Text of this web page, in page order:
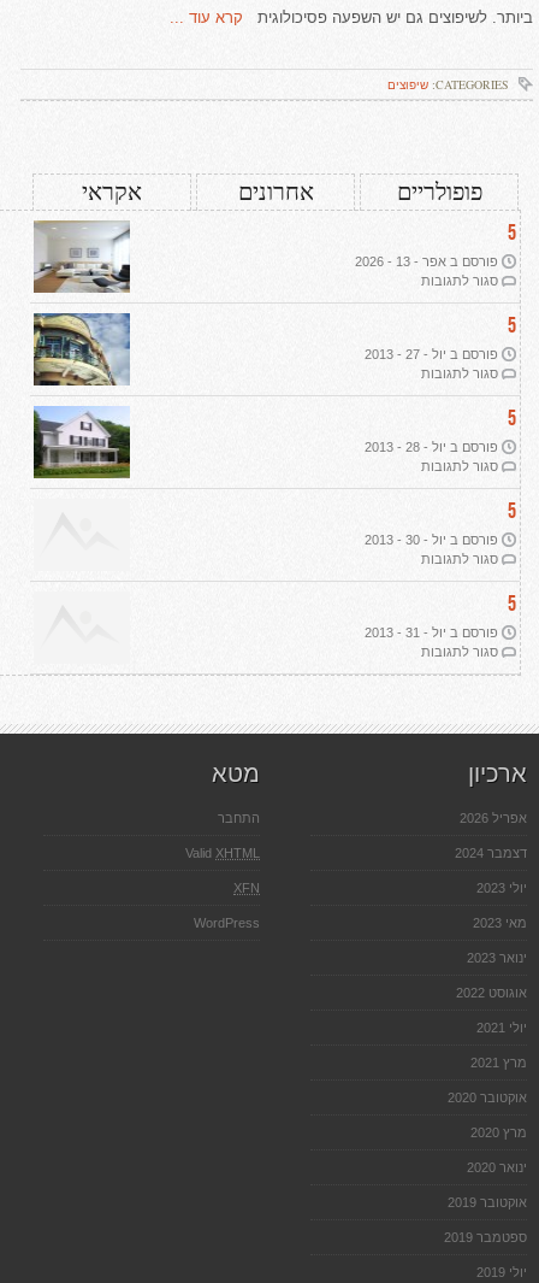
ביותר. לשיפוצים גם יש השפעה פסיכולוגית קרא עוד ...
CATEGORIES: שיפוצים
פופולריים אחרונים אקראי
5
פורסם ב אפר - 13 - 2026
סגור לתגובותעל
עיצוב
ב-2026:
שבעה
עקרונות
אמיתית
5
פורסם ב יול - 27 - 2013
סגור לתגובותעל
תמ"א
5
פורסם ב יול - 28 - 2013
סגור לתגובותעל
הפשרת
5
פורסם ב יול - 30 - 2013
סגור לתגובותעל
רכישת
5
פורסם ב יול - 31 - 2013
סגור לתגובותעל
אדריכלות
ארכיון
אפריל 2026
דצמבר 2024
יולי 2023
מאי 2023
ינואר 2023
אוגוסט 2022
יולי 2021
מרץ 2021
אוקטובר 2020
מרץ 2020
ינואר 2020
אוקטובר 2019
ספטמבר 2019
יולי 2019
מטא
התחבר
ValidXHTML
XFN
WordPress